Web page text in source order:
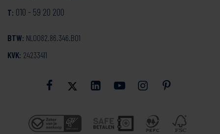
T: 010 - 59 20 200
BTW: NL0082.86.346.B01
KVK: 24233411